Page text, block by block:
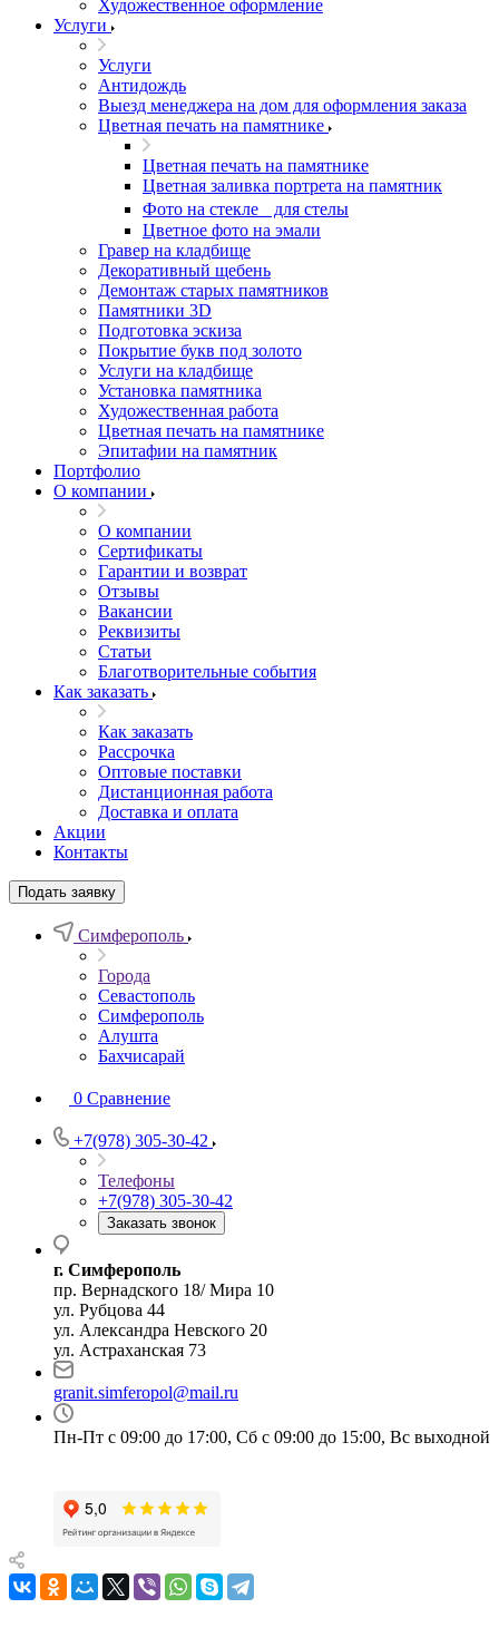
Художественное оформление
Услуги
Услуги
Антидождь
Выезд менеджера на дом для оформления заказа
Цветная печать на памятнике
Цветная печать на памятнике
Цветная заливка портрета на памятник
Фото на стекле для стелы
Цветное фото на эмали
Гравер на кладбище
Декоративный щебень
Демонтаж старых памятников
Памятники 3D
Подготовка эскиза
Покрытие букв под золото
Услуги на кладбище
Установка памятника
Художественная работа
Цветная печать на памятнике
Эпитафии на памятник
Портфолио
О компании
О компании
Сертификаты
Гарантии и возврат
Отзывы
Вакансии
Реквизиты
Статьи
Благотворительные события
Как заказать
Как заказать
Рассрочка
Оптовые поставки
Дистанционная работа
Доставка и оплата
Акции
Контакты
Подать заявку
Симферополь
Города
Севастополь
Симферополь
Алушта
Бахчисарай
0 Сравнение
+7(978) 305-30-42
Телефоны
+7(978) 305-30-42
Заказать звонок
г. Симферополь
пр. Вернадского 18/ Мира 10
ул. Рубцова 44
ул. Александра Невского 20
ул. Астраханская 73
granit.simferopol@mail.ru
Пн-Пт с 09:00 до 17:00, Сб с 09:00 до 15:00, Вс выходной